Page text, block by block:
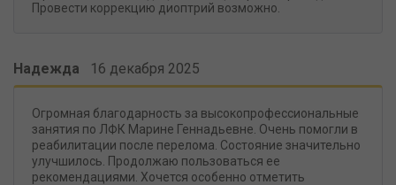
Провести коррекцию диоптрий возможно.
Надежда 16 декабря 2025
Огромная благодарность за высокопрофессиональные
занятия по ЛФК Марине Геннадьевне. Очень помогли в
реабилитации после перелома. Состояние значительно
улучшилось. Продолжаю пользоваться ее
рекомендациями. Хочется особенно отметить